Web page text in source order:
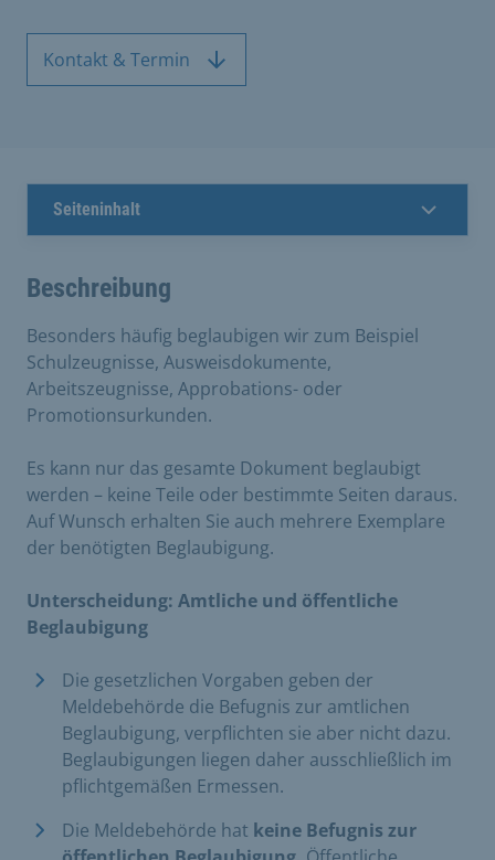
Kontakt & Termin
Seiteninhalt
Beschreibung
Besonders häufig beglaubigen wir zum Beispiel
Schulzeugnisse, Ausweisdokumente,
Arbeitszeugnisse, Approbations- oder
Promotionsurkunden.
Es kann nur das gesamte Dokument beglaubigt
werden – keine Teile oder bestimmte Seiten daraus.
Auf Wunsch erhalten Sie auch mehrere Exemplare
der benötigten Beglaubigung.
Unterscheidung: Amtliche und öffentliche
Beglaubigung
Die gesetzlichen Vorgaben geben der
Meldebehörde die Befugnis zur amtlichen
Beglaubigung, verpflichten sie aber nicht dazu.
Beglaubigungen liegen daher ausschließlich im
pflichtgemäßen Ermessen.
Die Meldebehörde hat keine Befugnis zur